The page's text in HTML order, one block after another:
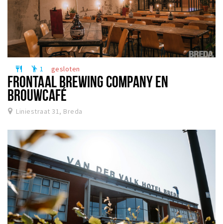
restaurant emoji_people 1 gesloten
FRONTAAL BREWING COMPANY EN
BROUWCAFÉ
Liniestraat 31, Breda